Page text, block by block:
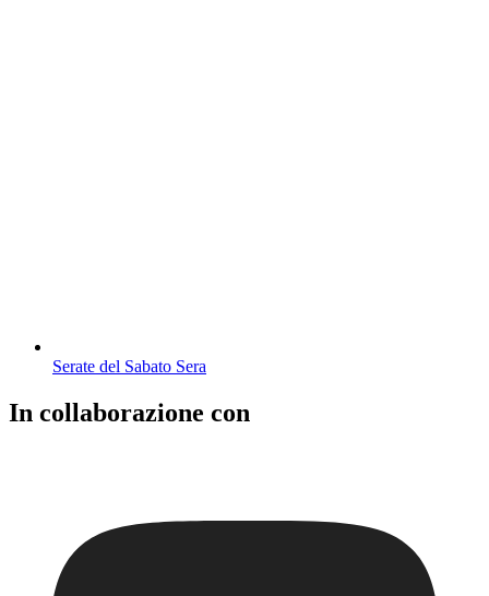
Serate del Sabato Sera
In collaborazione con